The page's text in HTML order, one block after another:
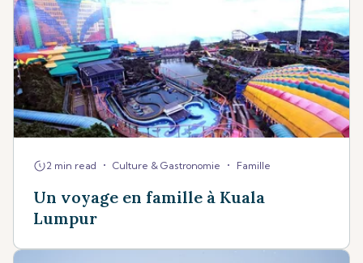
2 min read • Culture & Gastronomie • Famille
Un voyage en famille à Kuala
Lumpur